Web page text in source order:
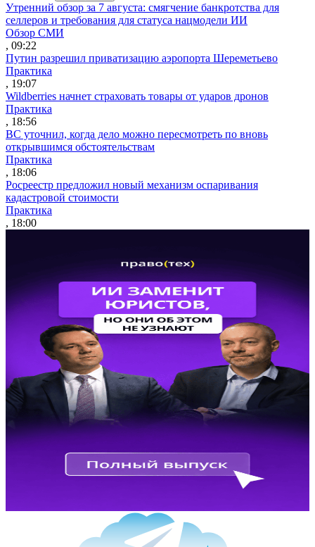
Утренний обзор за 7 августа: смягчение банкротства для
селлеров и требования для статуса нацмодели ИИ
Обзор СМИ
, 09:22
Путин разрешил приватизацию аэропорта Шереметьево
Практика
, 19:07
Wildberries начнет страховать товары от ударов дронов
Практика
, 18:56
ВС уточнил, когда дело можно пересмотреть по вновь
открывшимся обстоятельствам
Практика
, 18:06
Росреестр предложил новый механизм оспаривания
кадастровой стоимости
Практика
, 18:00